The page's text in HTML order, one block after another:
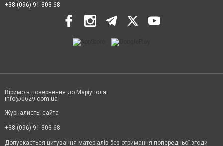
+38 (096) 91 303 68
Віримо в повернення до Маріуполя
info@0629.com.ua
Журналисты сайта
+38 (096) 91 303 68
Допускається цитування матеріалів без отримання попередньої згоди